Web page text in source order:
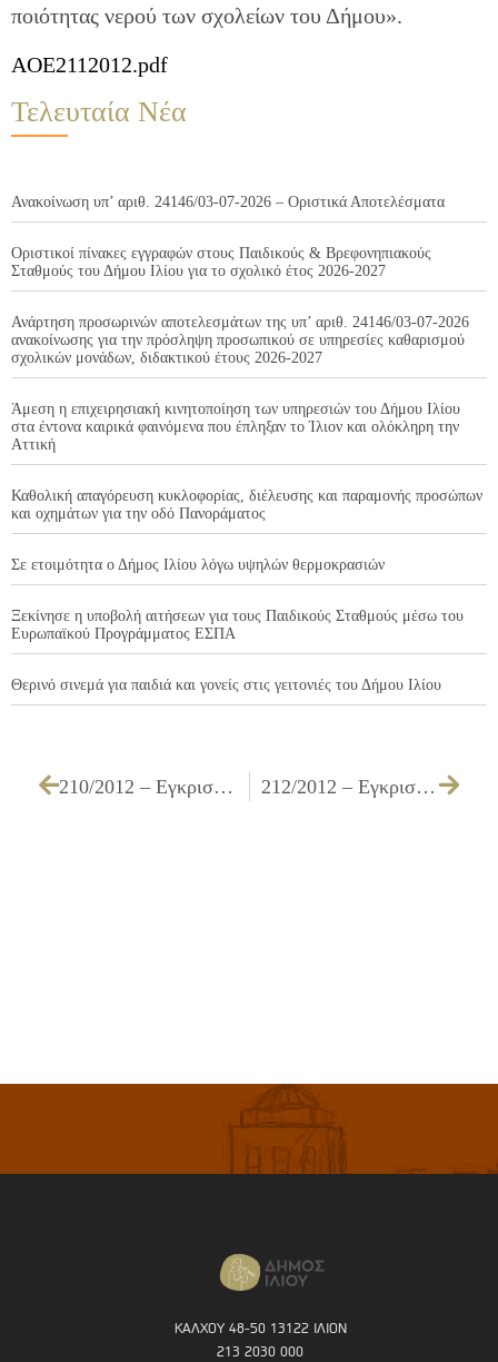
ποιότητας νερού των σχολείων του Δήμου».
AOE2112012.pdf
Τελευταία Νέα
Ανακοίνωση υπ’ αριθ. 24146/03-07-2026 – Οριστικά Αποτελέσματα
Οριστικοί πίνακες εγγραφών στους Παιδικούς & Βρεφονηπιακούς
Σταθμούς του Δήμου Ιλίου για το σχολικό έτος 2026-2027
Ανάρτηση προσωρινών αποτελεσμάτων της υπ’ αριθ. 24146/03-07-2026
ανακοίνωσης για την πρόσληψη προσωπικού σε υπηρεσίες καθαρισμού
σχολικών μονάδων, διδακτικού έτους 2026-2027
Άμεση η επιχειρησιακή κινητοποίηση των υπηρεσιών του Δήμου Ιλίου
στα έντονα καιρικά φαινόμενα που έπληξαν το Ίλιον και ολόκληρη την
Αττική
Καθολική απαγόρευση κυκλοφορίας, διέλευσης και παραμονής προσώπων
και οχημάτων για την οδό Πανοράματος
Σε ετοιμότητα ο Δήμος Ιλίου λόγω υψηλών θερμοκρασιών
Ξεκίνησε η υποβολή αιτήσεων για τους Παιδικούς Σταθμούς μέσω του
Ευρωπαϊκού Προγράμματος ΕΣΠΑ
Θερινό σινεμά για παιδιά και γονείς στις γειτονιές του Δήμου Ιλίου
210/2012 – Εγκριση πίστωσης που αφορά τις «ΕΡΓΑΣΙΕΣ ΕΡΕΥΝΗΤΙΚΩΝ ΓΕΩΤΡΗΣΕΩΝ ΓΙΑ ΤΗΝ ΑΝΕΓΕΡΣΗ ΝΕΩΝ ΚΤΙΡΙΩΝ ΤΟΥ ΔΗΜΟΥ». 212/2012 – Εγκριση πίστωσης και τεχνικών προδιαγραφών της υπηρεσίας «Παραγωγή τηλεοπτικού ενημερωτικού μηνύματος για δράσεις της Κοινωνικής Υπηρεσίας».
ΚΑΛΧΟΥ 48-50 13122 ΙΛΙΟΝ
213 2030 000